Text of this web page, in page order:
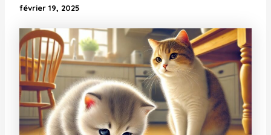
février 19, 2025